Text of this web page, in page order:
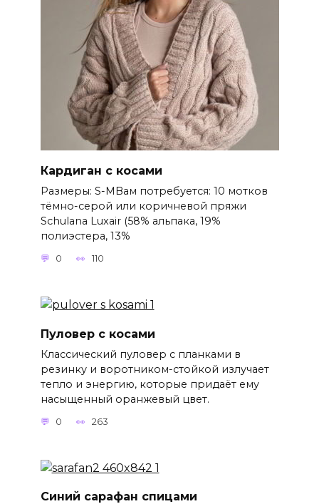
Кардиган с косами
Размеры: S-MВам потребуется: 10 мотков
тёмно-серой или коричневой пряжи
Schulana Luxair (58% альпака, 19%
полиэстера, 13%
0 110
Пуловер с косами
Классический пуловер с планками в
резинку и воротником-стойкой излучает
тепло и энергию, которые придаёт ему
насыщенный оранжевый цвет.
0 263
Синий сарафан спицами